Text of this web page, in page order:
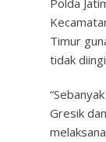
Polda
Timur
tidak
Gresik